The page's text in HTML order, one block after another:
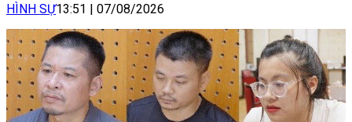
HÌNH SỰ13:51 | 07/08/2026